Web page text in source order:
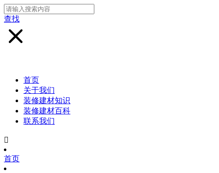
查找
首页
关于我们
装修建材知识
装修建材百科
联系我们

首页